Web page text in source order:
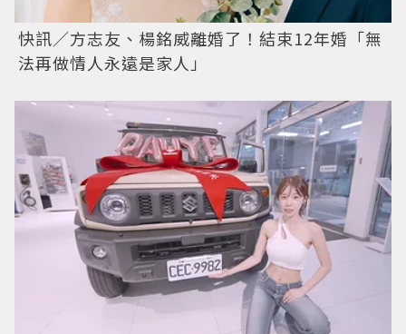
快訊／方志友、楊銘威離婚了！結束12年婚「無
法再做情人永遠是家人」